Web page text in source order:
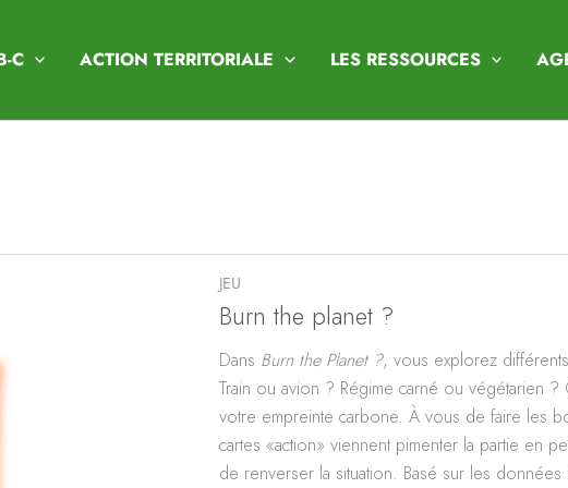
C ACTION TERRITORIALE LES RESSOURCES
JEU
Burn the planet ?
Dans Burn the Planet ?, vous explorez
Train ou avion ? Régime carné ou végétarien
votre empreinte carbone. À vous de faire les
cartes «action» viennent pimenter la partie en
de renverser la situation. Basé sur les